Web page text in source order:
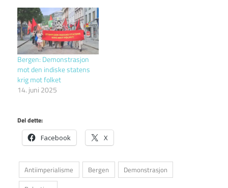
Bergen: Demonstrasjon
mot den indiske statens
krig mot folket
14. juni 2025
Del dette:
Facebook X
Antiimperialisme Bergen
Demonstrasjon